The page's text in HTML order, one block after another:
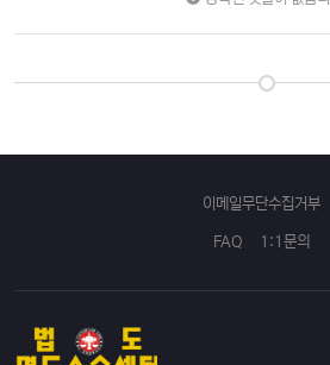
이메일무단수집거부
FAQ 1:1문의